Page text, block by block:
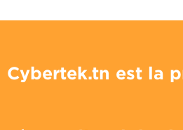
Cybertek.tn est la